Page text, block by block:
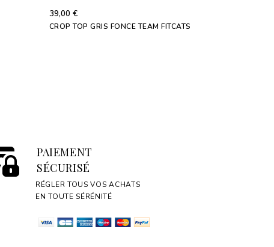
39,00 €
CROP TOP GRIS FONCE TEAM FITCATS
PAIEMENT
SÉCURISÉ
RÉGLER TOUS VOS ACHATS
EN TOUTE SÉRÉNITÉ